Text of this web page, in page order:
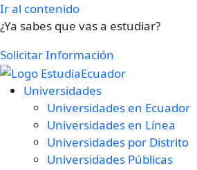
Ir al contenido
¿Ya sabes que vas a estudiar?
Solicitar Información
Universidades
Universidades en Ecuador
Universidades en Línea
Universidades por Distrito
Universidades Públicas